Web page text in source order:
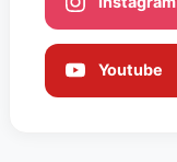
Youtube